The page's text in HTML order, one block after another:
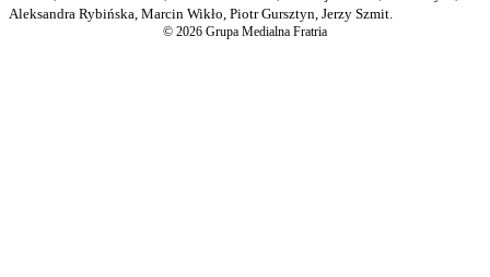
Aleksandra Rybińska, Marcin Wikło, Piotr Gursztyn, Jerzy Szmit.
© 2026 Grupa Medialna Fratria